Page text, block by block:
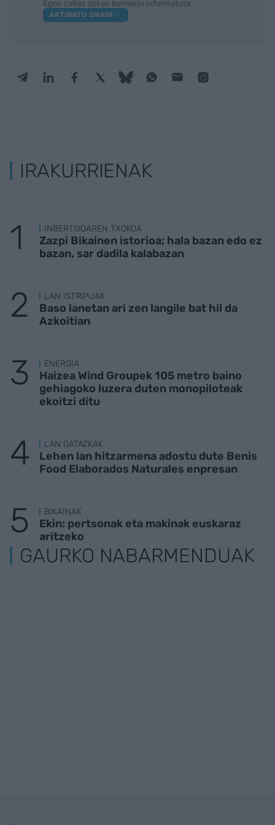
Egon zaitez azken berriekin informatuta
AKTIBATU ORAIN
IRAKURRIENAK
INBERTSIOAREN TXOKOA
Zazpi Bikainen istorioa; hala bazan edo ez
bazan, sar dadila kalabazan
LAN ISTRIPUAK
Baso lanetan ari zen langile bat hil da
Azkoitian
ENERGIA
Haizea Wind Groupek 105 metro baino
gehiagoko luzera duten monopiloteak
ekoitzi ditu
LAN GATAZKAK
Lehen lan hitzarmena adostu dute Benis
Food Elaborados Naturales enpresan
BIKAINAK
Ekin: pertsonak eta makinak euskaraz
aritzeko
GAURKO NABARMENDUAK